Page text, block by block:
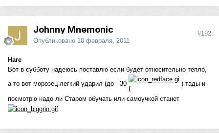
Johnny Mnemonic
Опубликовано 10 февраля, 2011
#192
Hare
Вот в субботу надеюсь поставлю если будет относительно тепло,
а то вот морозец легкий ударил (до - 30
) тады и
посмотрю надо ли Старом обучать или самоучкой станет